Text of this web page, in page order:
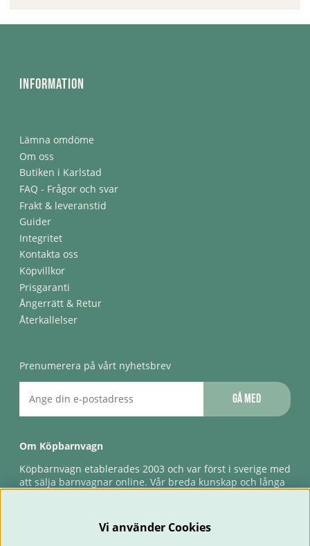
Information
Lämna omdöme
Om oss
Butiken i Karlstad
FAQ - Frågor och svar
Frakt & leveranstid
Guider
Integritet
Kontakta oss
Köpvillkor
Prisgaranti
Ångerrätt & Retur
Återkallelser
Prenumerera på vårt nyhetsbrev
Gå med
Om Köpbarnvagn
Köpbarnvagn etablerades 2003 och var först i sverige med
att sälja barnvagnar online. Vår breda kunskap och långa
förlossningsgaranti & förlängd ångerrätt.
Vi använder Cookies